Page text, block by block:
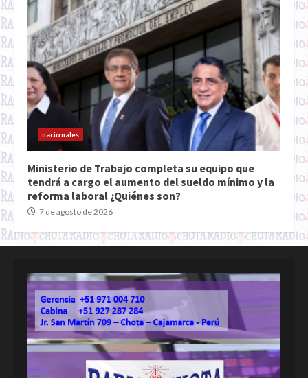
nacionales
Ministerio de Trabajo completa su equipo que
tendrá a cargo el aumento del sueldo mínimo y la
reforma laboral ¿Quiénes son?
7 de agosto de 2026